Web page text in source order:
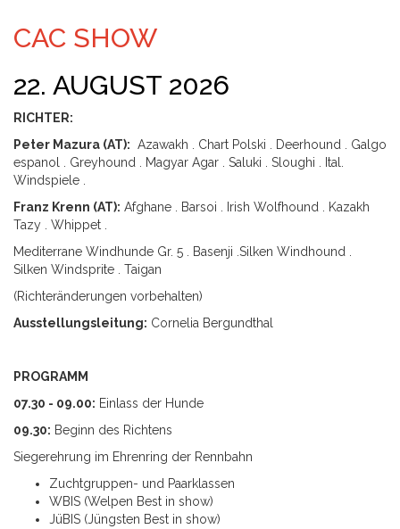
CAC SHOW
22. AUGUST 2026
RICHTER:
Peter Mazura (AT): Azawakh . Chart Polski . Deerhound . Galgo
espanol . Greyhound . Magyar Agar . Saluki . Sloughi . Ital.
Windspiele .
Franz Krenn (AT): Afghane . Barsoi . Irish Wolfhound . Kazakh
Tazy . Whippet .
Mediterrane Windhunde Gr. 5 . Basenji .Silken Windhound .
Silken Windsprite . Taigan
(Richteränderungen vorbehalten)
Ausstellungsleitung: Cornelia Bergundthal
PROGRAMM
07.30 - 09.00: Einlass der Hunde
09.30: Beginn des Richtens
Siegerehrung im Ehrenring der Rennbahn
Zuchtgruppen- und Paarklassen
WBIS (Welpen Best in show)
JüBIS (Jüngsten Best in show)